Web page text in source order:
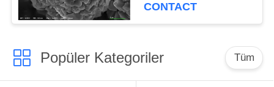
CONTACT
Popüler Kategoriler Tüm